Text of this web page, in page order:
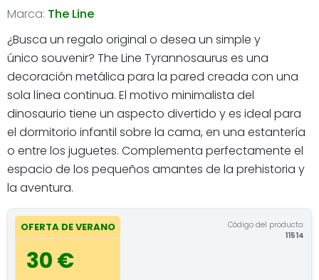
Marca: The Line
¿Busca un regalo original o desea un simple y
único souvenir? The Line Tyrannosaurus es una
decoración metálica para la pared creada con una
sola línea continua. El motivo minimalista del
dinosaurio tiene un aspecto divertido y es ideal para
el dormitorio infantil sobre la cama, en una estantería
o entre los juguetes. Complementa perfectamente el
espacio de los pequeños amantes de la prehistoria y
la aventura.
OFERTA DE VERANO
30 €
Código del producto:
11514